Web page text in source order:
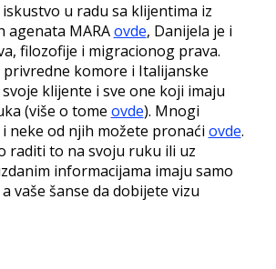
u radu sa klijentima iz
MARAovde, Danijela je i
filozofije i migracionog prava.
komore i Italijanske
klijente i sve one koji imaju
(više o tome ovde). Mnogi
neke od njih možete pronaći ovde.
raditi to na svoju ruku ili uz
informacijama imaju samo
vaše šanse da dobijete vizu